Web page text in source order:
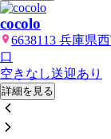
cocolo
6638113 兵庫県
口
空きなし送迎あり
詳細を見る